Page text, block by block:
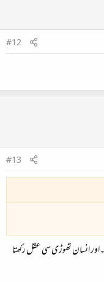
#12
#13
انسان تھوڑی سی عقل رکھتا